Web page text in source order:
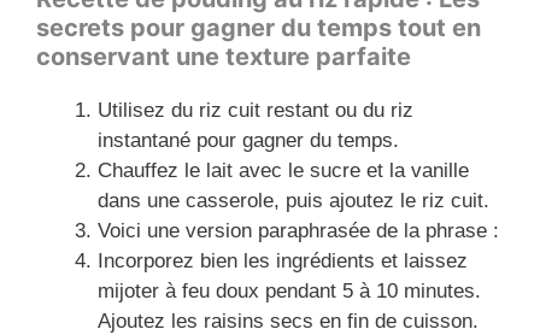
secrets pour gagner du temps tout en
conservant une texture parfaite
Utilisez du riz cuit restant ou du riz
instantané pour gagner du temps.
Chauffez le lait avec le sucre et la vanille
dans une casserole, puis ajoutez le riz cuit.
Voici une version paraphrasée de la phrase :
Incorporez bien les ingrédients et laissez
mijoter à feu doux pendant 5 à 10 minutes.
Ajoutez les raisins secs en fin de cuisson.